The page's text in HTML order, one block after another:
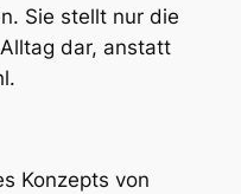
Sie stellt nur die
dar, anstatt
Konzepts von